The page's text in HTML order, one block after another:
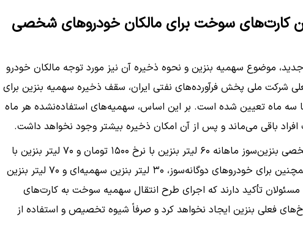
کارت‌های سوخت برای مالکان خودروهای شخصی
موضوع سهمیه بنزین و نحوه ذخیره آن نیز مورد توجه مالکان خودرو
شرکت ملی پخش فرآورده‌های نفتی ایران، سقف ذخیره سهمیه بنزین برای
ماه تعیین شده است. بر این اساس، سهمیه‌های استفاده‌نشده هر ماه
باقی می‌ماند و پس از آن امکان ذخیره بیشتر وجود نخواهد داشت.
در حال حاضر مالکان خودروهای شخصی بنزین‌سوز ماهانه ۶۰ لیتر بنزین با نرخ ۱۵۰۰ تومان و ۷۰ لیتر بنزین با
نرخ ۳۰۰۰ تومان دریافت می‌کنند. همچنین برای خودروهای دوگانه‌سوز، ۳۰ لیتر بنزین سهمیه‌ای و ۷۰ لیتر بنزین
تأکید دارند که اجرای طرح انتقال سهمیه سوخت به کارت‌های
فعلی بنزین ایجاد نخواهد کرد و صرفاً شیوه تخصیص و استفاده از